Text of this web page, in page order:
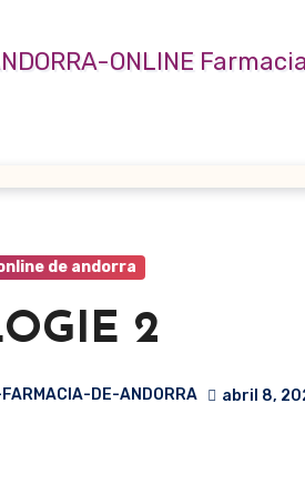
de andorra
2
DE-ANDORRA abril 8,